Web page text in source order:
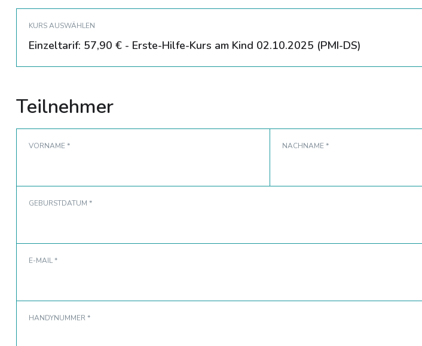
KURS AUSWÄHLEN
Einzeltarif: 57,90 € - Erste-Hilfe-Kurs am Kind 02.10.2025 (PMI-DS)
Teilnehmer
VORNAME * NACHNAME *
GEBURSTDATUM *
E-MAIL *
HANDYNUMMER *